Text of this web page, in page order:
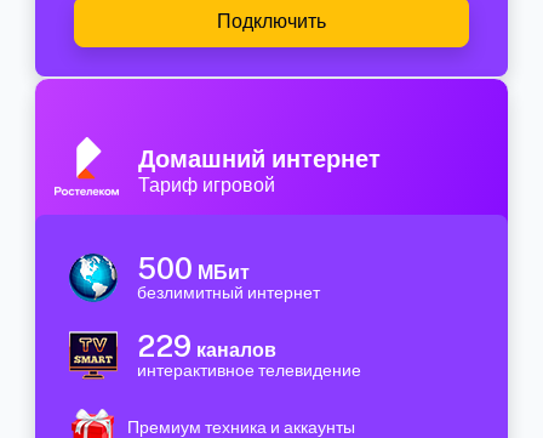
Подключить
Домашний интернет
Тариф игровой
500 МБит
безлимитный интернет
229 каналов
интерактивное телевидение
Премиум техника и аккаунты